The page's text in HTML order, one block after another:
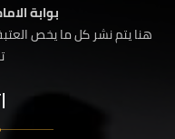
بوابة
هنا يتم نشر كل ما يخص